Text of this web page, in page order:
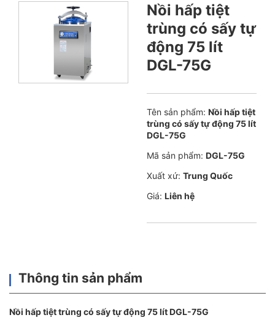
Nồi hấp tiệt
trùng có sấy tự
động 75 lít
DGL-75G
Tên sản phẩm: Nồi hấp tiệt
trùng có sấy tự động 75 lít
DGL-75G
Mã sản phẩm: DGL-75G
Xuất xứ: Trung Quốc
Giá: Liên hệ
Thông tin sản phẩm
Nồi hấp tiệt trùng có sấy tự động 75 lít DGL-75G